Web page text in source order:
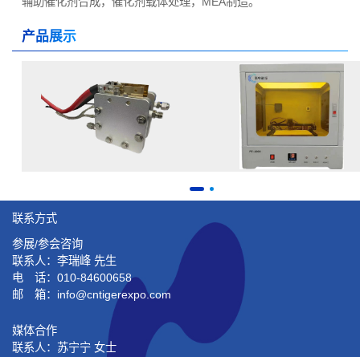
产品展示
联系方式
参展/参会咨询
联系人：李瑞峰 先生
电 话：010-84600658
邮 箱：info@cntigerexpo.com
媒体合作
联系人：苏宁宁 女士